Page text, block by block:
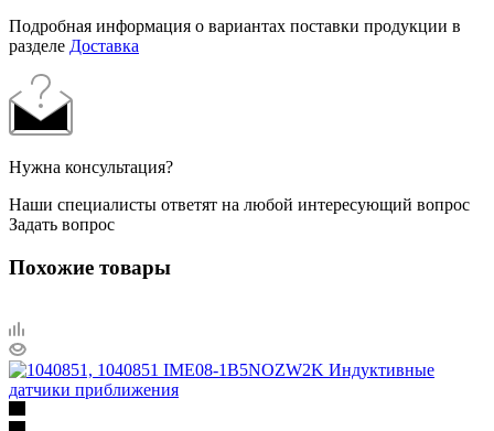
Подробная информация о вариантах поставки продукции в
разделе Доставка
Нужна консультация?
Наши специалисты ответят на любой интересующий вопрос
Задать вопрос
Похожие товары